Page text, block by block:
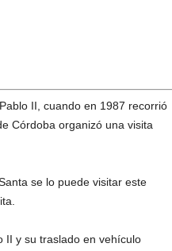
II, cuando en 1987 recorrió
Córdoba organizó una visita
se lo puede visitar este
II y su traslado en vehículo